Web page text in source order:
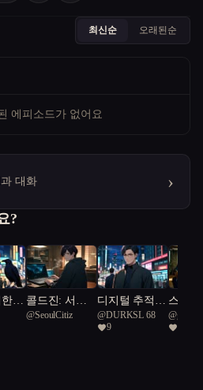
최신순 오래된순
에피소드가 없어요
대화 ›
?
콜드진: 서울
프로토콜
@SeoulCitiz
디지털 추적자
들: 서울의 미
로 속에서
@DURKSL 68
9
스마
마트
@